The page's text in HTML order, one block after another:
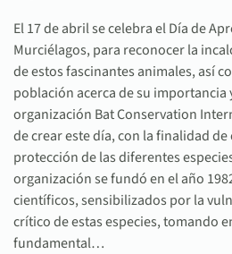
El 17 de abril se celebra el Día de
Murciélagos, para reconocer la
de estos fascinantes animales, así
población acerca de su importancia
organización Bat Conservation
de crear este día, con la finalidad
protección de las diferentes
organización se fundó en el año
científicos, sensibilizados por la
crítico de estas especies, tomando
fundamental…